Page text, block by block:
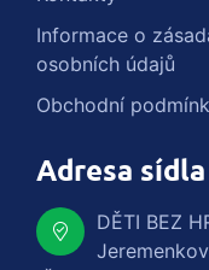
Informace o
osobních údajů
Obchodní
Adresa
DĚTI BEZ